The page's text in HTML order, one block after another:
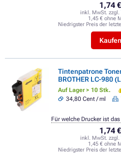
1,74 €
inkl. MwSt. zzgl.
1,45 € ohne
Niedrigster Preis der
Kaufen
Tintenpatrone
BROTHER LC-980
Auf Lager > 10 Stk.
34,80 Cent / ml
1,74 €
inkl. MwSt. zzgl.
1,45 € ohne
Niedrigster Preis der
Für welche Drucker ist